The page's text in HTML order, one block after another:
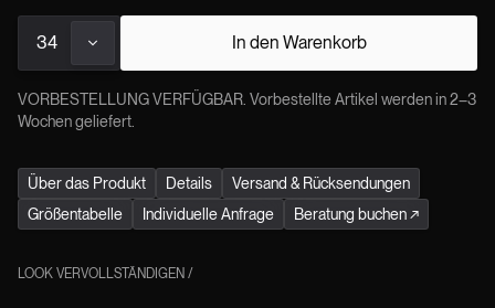
34 In den Warenkorb
VORBESTELLUNG VERFÜGBAR. Vorbestellte Artikel werden in 2–3
Wochen geliefert.
Über das Produkt Details
Versand & Rücksendungen
Größentabelle
Individuelle Anfrage Beratung buchen↗
LOOK VERVOLLSTÄNDIGEN /